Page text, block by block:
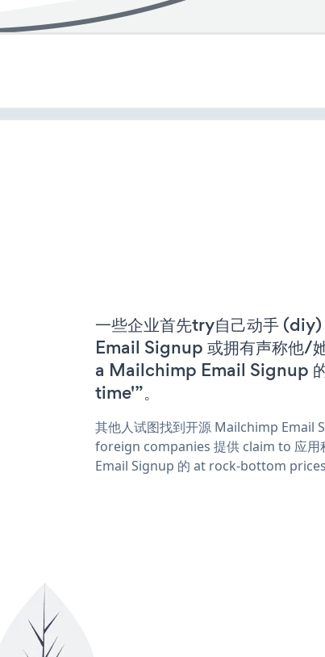
一些企业首先try自己动手
Email Signup 或拥有声称他/
a Mailchimp Email Signup
time'”。
其他人试图找到开源 Mailchimp Email
foreign companies 提供 claim to 应用
Email Signup 的 at rock-bottom prices